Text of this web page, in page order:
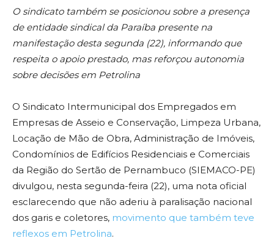
O sindicato também se posicionou sobre a presença
de entidade sindical da Paraíba presente na
manifestação desta segunda (22), informando que
respeita o apoio prestado, mas reforçou autonomia
sobre decisões em Petrolina
O Sindicato Intermunicipal dos Empregados em
Empresas de Asseio e Conservação, Limpeza Urbana,
Locação de Mão de Obra, Administração de Imóveis,
Condomínios de Edifícios Residenciais e Comerciais
da Região do Sertão de Pernambuco (SIEMACO-PE)
divulgou, nesta segunda-feira (22), uma nota oficial
esclarecendo que não aderiu à paralisação nacional
dos garis e coletores, movimento que também teve
reflexos em Petrolina.